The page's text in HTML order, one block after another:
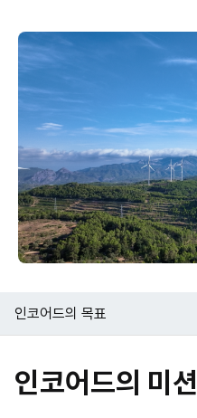
인코어드의 목표
인코어드의 미션